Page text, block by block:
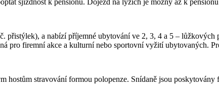
přistýlek), a nabízí příjemné ubytování ve 2, 3, 4 a 5 –
pro firemní akce a kulturní nebo sportovní vyžití ubytovaných.
hostům stravování formou polopenze. Snídaně jsou poskytovány